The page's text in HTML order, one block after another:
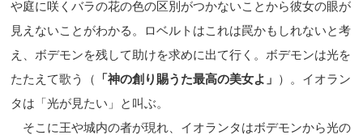
や庭に咲くバラの花の色の区別がつかないことから彼女の眼が
見えないことがわかる。ロベルトはこれは罠かもしれないと考
え、ボデモンを残して助けを求めに出て行く。ボデモンは光を
たたえて歌う（
「神の創り賜うた最高の美女よ」 ）。イオラン
タは「光が見たい」と叫ぶ。
そこに王や城内の者が現れ、イオランタはボデモンから光の